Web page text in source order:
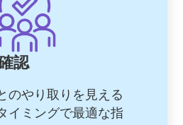
認
のやり取りを見える
イミングで最適な指